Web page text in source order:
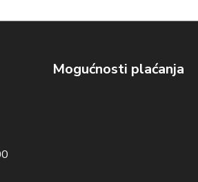
Mogućnosti plaćanja